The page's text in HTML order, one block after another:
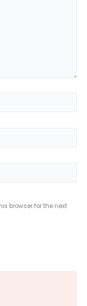
browser for the next